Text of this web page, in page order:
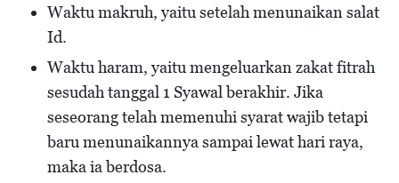
Waktu makruh, yaitu setelah menunaikan salat
Id.
Waktu haram, yaitu mengeluarkan zakat fitrah
sesudah tanggal 1 Syawal berakhir. Jika
seseorang telah memenuhi syarat wajib tetapi
baru menunaikannya sampai lewat hari raya,
maka ia berdosa.